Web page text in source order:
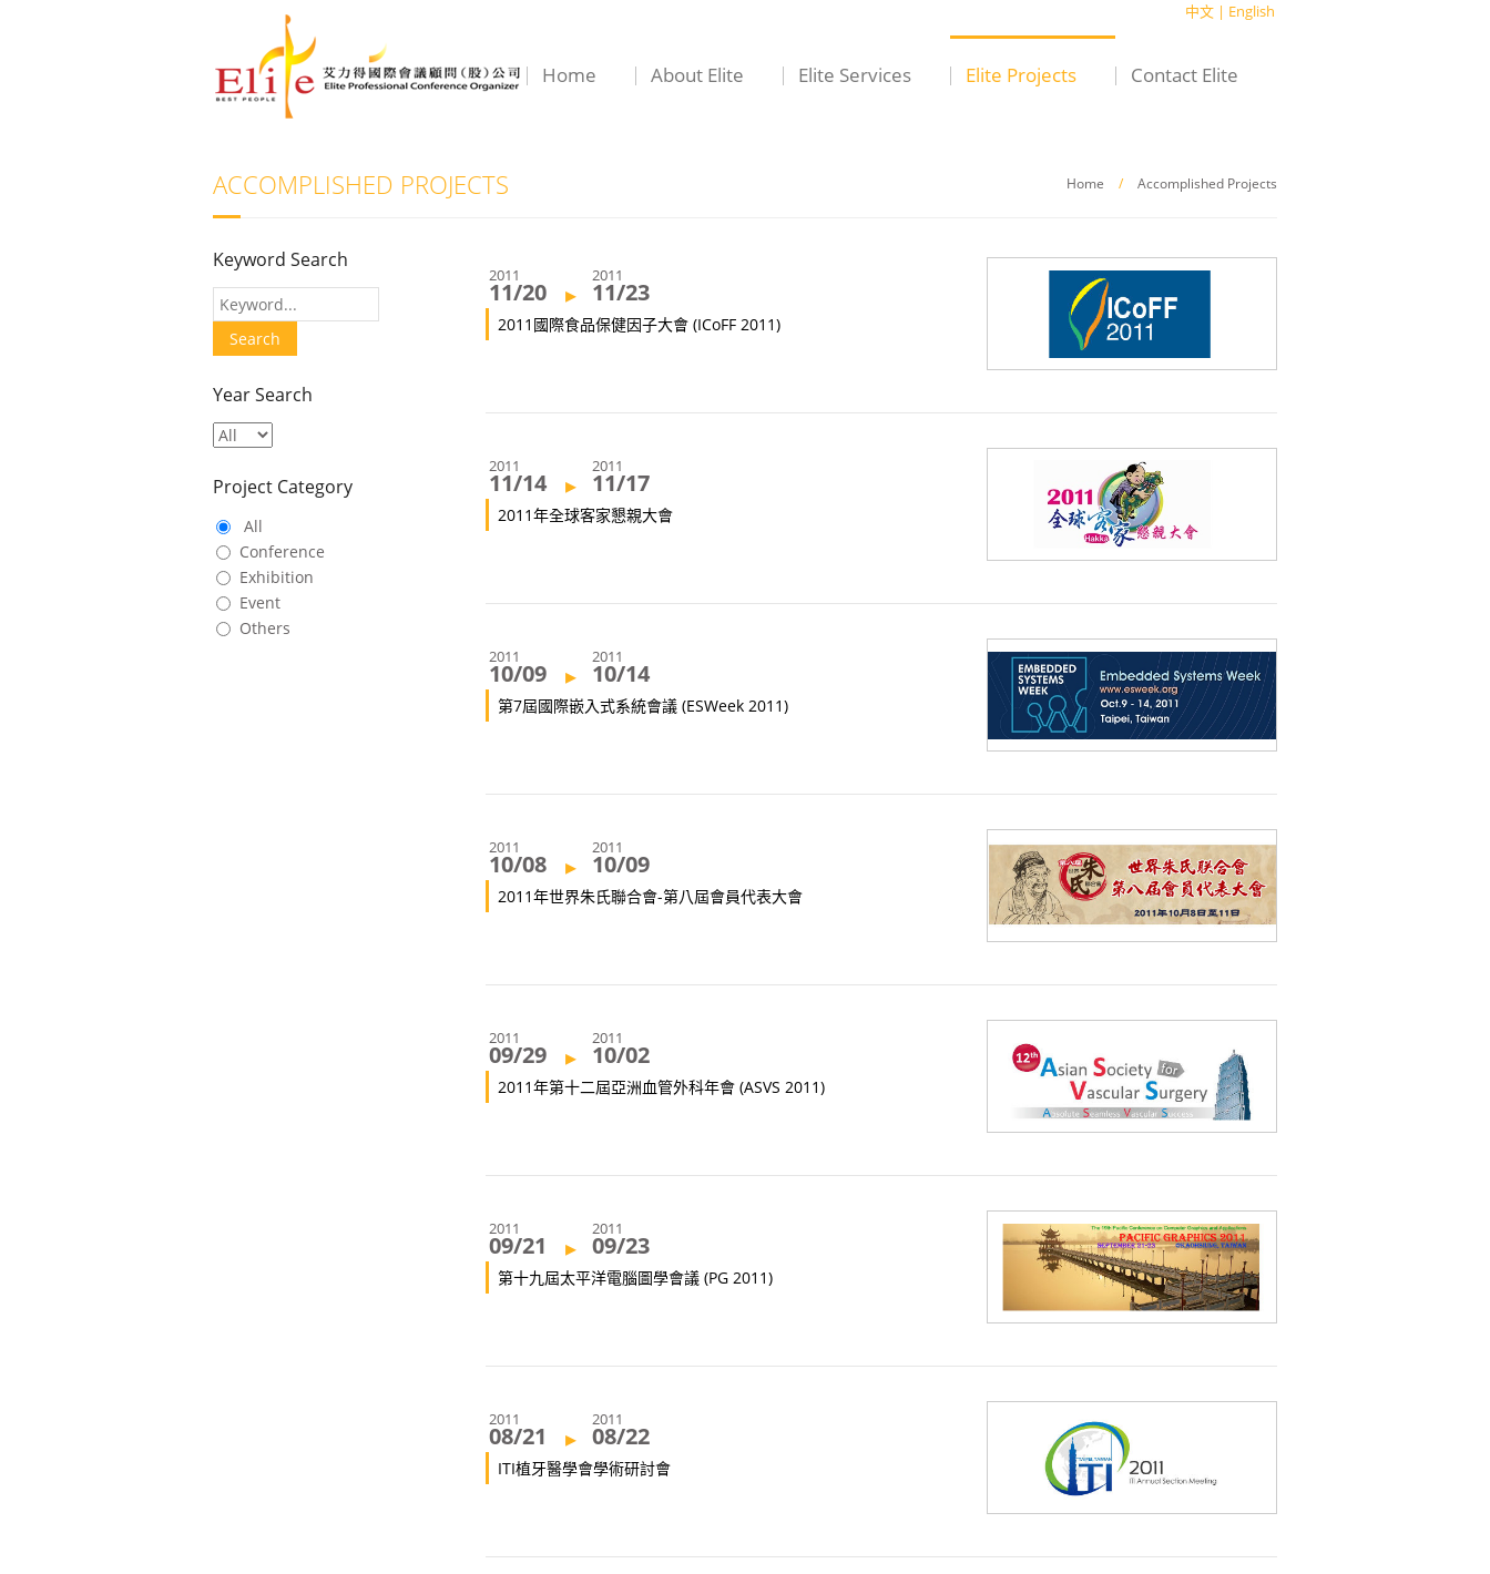
中文 | English
Home About Elite Elite Services Elite Projects Contact Elite
ACCOMPLISHED PROJECTS Home / Accomplished Projects
Keyword Search
Year Search
Project Category
All
Conference
Exhibition
Event
Others
2011國際食品保健因子大會 (ICoFF 2011)
2011
11/20 ▸
2011
11/23
2011年全球客家懇親大會
2011
11/14 ▸
2011
11/17
第7屆國際嵌入式系統會議 (ESWeek 2011)
2011
10/09 ▸
2011
10/14
2011年世界朱氏聯合會-第八屆會員代表大會
2011
10/08 ▸
2011
10/09
2011年第十二屆亞洲血管外科年會 (ASVS 2011)
2011
09/29 ▸
2011
10/02
第十九屆太平洋電腦圖學會議 (PG 2011)
2011
09/21 ▸
2011
09/23
ITI植牙醫學會學術研討會
2011
08/21 ▸
2011
08/22